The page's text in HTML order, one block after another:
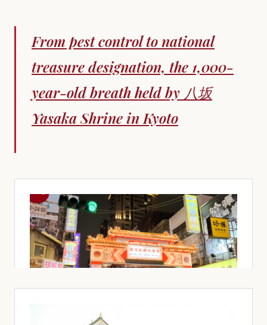
From pest control to national
treasure designation, the 1,000-
year-old breath held by 八坂
Yasaka Shrine in Kyoto